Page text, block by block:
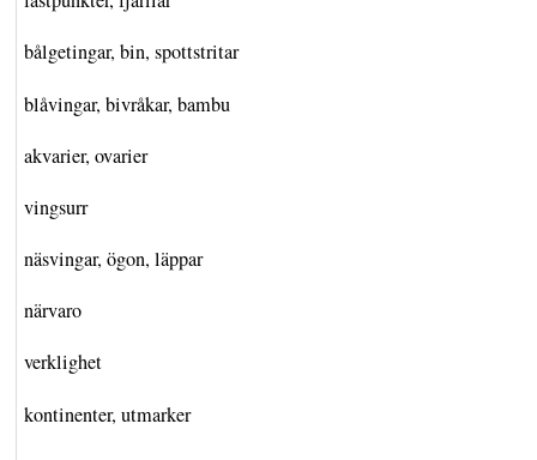
bålgetingar, bin, spottstritar
blåvingar, bivråkar, bambu
akvarier, ovarier
vingsurr
näsvingar, ögon, läppar
närvaro
verklighet
kontinenter, utmarker